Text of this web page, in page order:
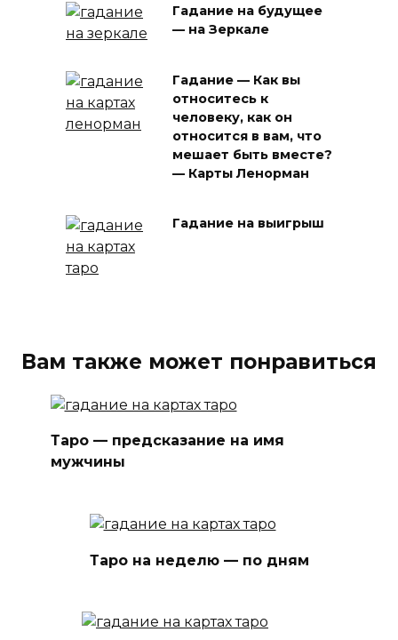
Гадание на будущее
— на Зеркале
Гадание — Как вы
относитесь к
человеку, как он
относится в вам, что
мешает быть вместе?
— Карты Ленорман
Гадание на выигрыш
Вам также может понравиться
Таро — предсказание на имя
мужчины
Таро на неделю — по дням